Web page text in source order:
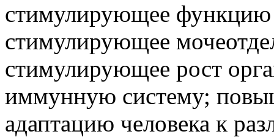
стимулирующее функцию
стимулирующее
стимулирующее рост
иммунную систему;
адаптацию человека к